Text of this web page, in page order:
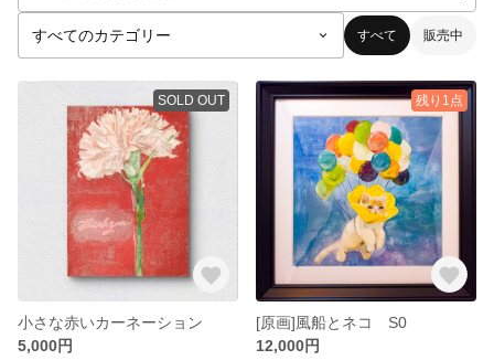
すべて 販売中
SOLD OUT
小さな赤いカーネーション
5,000円
残り1点
[原画]風船とネコ S0
12,000円